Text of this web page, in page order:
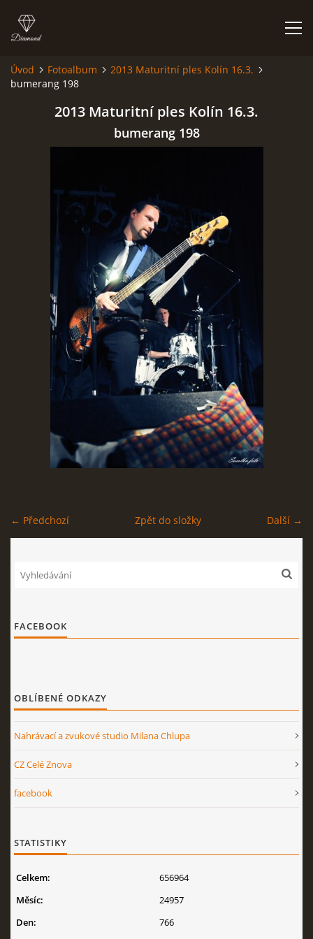
HISTORIE
FOTOALBUM
STAGEPLAN
Poříčany okr. Kolín
+420 724 629 042
© 2026 eStránky.cz |Tisk|
Úvod Fotoalbum
2013 Maturitní ples Kolín 16.3.
bumerang 198
2013 Maturitní ples Kolín 16.3.
bumerang 198
← Předchozí Další →
Zpět do složky
FACEBOOK
OBLÍBENÉ ODKAZY
Nahrávací a zvukové studio Milana Chlupa
CZ Celé Znova
facebook
STATISTIKY
Celkem:
656964
Měsíc:
24957
Den:
766